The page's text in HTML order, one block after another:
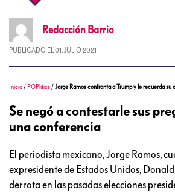
Redacción Barrio
PUBLICADO EL 01, JULIO 2021
Inicio / POPlitics /Jorge Ramos confronta a Trump y le recuerda su
Se negó a contestarle sus
una conferencia
El periodista mexicano, Jorge Ramos,
expresidente de Estados Unidos,
derrota en las pasadas elecciones